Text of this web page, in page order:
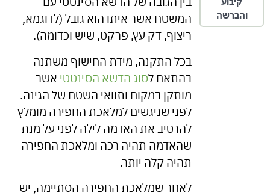
והברשה
המשטח אשר איתו הוא גובל (לדוגמא,
ריצוף, דק עץ, פרקט, שיש וכדומה).
בכל התקנה, מידת החישוף משתנה
בהתאם לסוג הדשא הסינטטי אשר
מותקן במקום ותוואי השטח של הגינה.
לפני שניגשים למלאכת החפירה מומלץ
להרטיב את האדמה לילה לפני על מנת
שהאדמה תהיה רכה ומלאכת החפירה
תהיה קלה יותר.
לאחר שמלאכת החפירה הסתיימה, יש